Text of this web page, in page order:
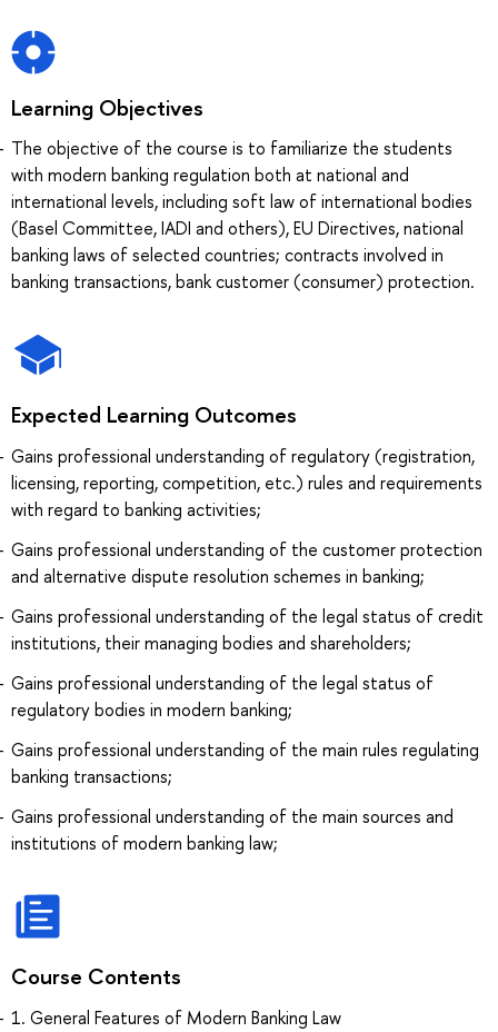
Learning Objectives
The objective of the course is to familiarize the students
with modern banking regulation both at national and
international levels, including soft law of international bodies
(Basel Committee, IADI and others), EU Directives, national
banking laws of selected countries; contracts involved in
banking transactions, bank customer (consumer) protection.
Expected Learning Outcomes
Gains professional understanding of regulatory (registration,
licensing, reporting, competition, etc.) rules and requirements
with regard to banking activities;
Gains professional understanding of the customer protection
and alternative dispute resolution schemes in banking;
Gains professional understanding of the legal status of credit
institutions, their managing bodies and shareholders;
Gains professional understanding of the legal status of
regulatory bodies in modern banking;
Gains professional understanding of the main rules regulating
banking transactions;
Gains professional understanding of the main sources and
institutions of modern banking law;
Course Contents
1. General Features of Modern Banking Law